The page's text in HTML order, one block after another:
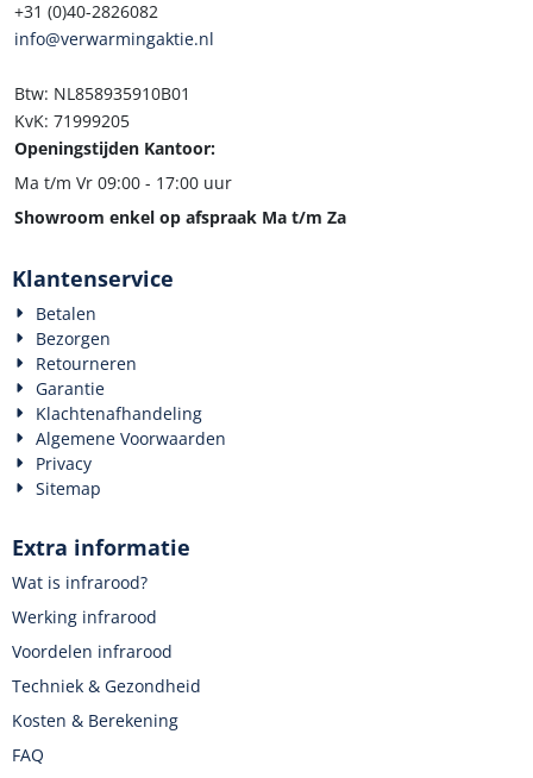
+31 (0)40-2826082
info@verwarmingaktie.nl
Btw: NL858935910B01
KvK: 71999205
Openingstijden Kantoor:
Ma t/m Vr 09:00 - 17:00 uur
Showroom enkel op afspraak Ma t/m Za
Klantenservice
Betalen
Bezorgen
Retourneren
Garantie
Klachtenafhandeling
Algemene Voorwaarden
Privacy
Sitemap
Extra informatie
Wat is infrarood?
Werking infrarood
Voordelen infrarood
Techniek & Gezondheid
Kosten & Berekening
FAQ